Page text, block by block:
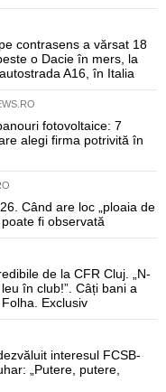
contrasens a vărsat 18
o Dacie în mers, la
A16, în Italia
fotovoltaice: 7
alegi firma potrivită în
Când are loc „ploaia de
fi observată
de la CFR Cluj. „N-
în club!”. Câți bani a
Exclusiv
interesul FCSB-
„Putere, putere,